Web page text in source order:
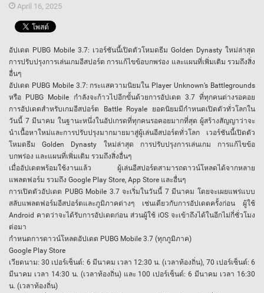
April 16, 2025
อัปเดต PUBG Mobile 3.7: เวอร์ชันนี้เปิดตัวโหมดธีม Golden Dynasty ใหม่ล่าสุด
การปรับปรุงการเล่นเกมอีสปอร์ต การแก้ไขข้อบกพร่อง และแผนที่เพิ่มเติม รวมถึงสิ่ง
อื่นๆ
อัปเดต PUBG Mobile 3.7: กระแสความนิยมใน Player Unknown’s Battlegrounds
หรือ PUBG Mobile กำลังจะก้าวไปอีกขั้นด้วยการอัปเดต 3.7 ที่ทุกคนต่างรอคอย
การอัปเดตสำหรับเกมอีสปอร์ต Battle Royale ยอดนิยมมีกำหนดเปิดตัวทั่วโลกใน
วันนี้ 7 มีนาคม ในฐานะหนึ่งในอัปเกรดที่ทุกคนรอคอยมากที่สุด ผู้สร้างสัญญาว่าจะ
นำเนื้อหาใหม่และการปรับปรุงมากมายมาสู่ผู้เล่นอีสปอร์ตทั่วโลก เวอร์ชันนี้เปิดตัว
โหมดธีม Golden Dynasty ใหม่ล่าสุด การปรับปรุงการเล่นเกม การแก้ไขข้อ
บกพร่อง และแผนที่เพิ่มเติม รวมถึงสิ่งอื่นๆ
เมื่ออัปเดตพร้อมใช้งานแล้ว ผู้เล่นอีสปอร์ตสามารถดาวน์โหลดได้จากหลาย
แพลตฟอร์ม รวมถึง Google Play Store, App Store และอื่นๆ
การเปิดตัวอัปเดต PUBG Mobile 3.7 จะเริ่มในวันนี้ 7 มีนาคม โดยจะเผยแพร่แบบ
สลับแพลตฟอร์มอีสปอร์ตและภูมิภาคต่างๆ เช่นเดียวกับการอัปเดตครั้งก่อน ผู้ใช้
Android คาดว่าจะได้รับการอัปเดตก่อน ส่วนผู้ใช้ iOS จะเข้าถึงได้ในอีกไม่กี่ชั่วโมง
ต่อมา
กำหนดการดาวน์โหลดอัปเดต PUBG Mobile 3.7 (ทุกภูมิภาค)
Google Play Store
เวียดนาม: 30 เปอร์เซ็นต์: 6 มีนาคม เวลา 12:30 น. (เวลาท้องถิ่น), 70 เปอร์เซ็นต์: 6
มีนาคม เวลา 14:30 น. (เวลาท้องถิ่น) และ 100 เปอร์เซ็นต์: 6 มีนาคม เวลา 16:30
น. (เวลาท้องถิ่น)